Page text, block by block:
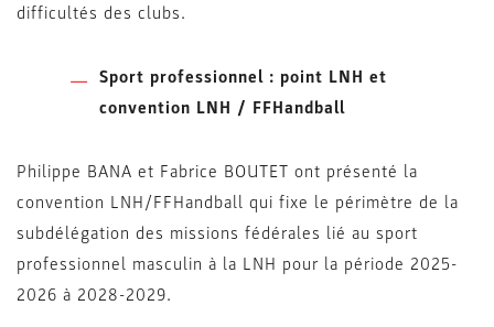
difficultés des clubs.
Sport professionnel : point LNH et
convention LNH / FFHandball
Philippe BANA et Fabrice BOUTET ont présenté la
convention LNH/FFHandball qui fixe le périmètre de la
subdélégation des missions fédérales lié au sport
professionnel masculin à la LNH pour la période 2025-
2026 à 2028-2029.